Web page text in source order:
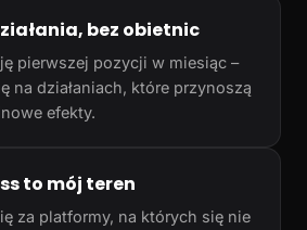
bez obietnic
pierwszej pozycji w miesiąc –
na działaniach, które przynoszą
efekty.
to mój teren
za platformy, na których się nie